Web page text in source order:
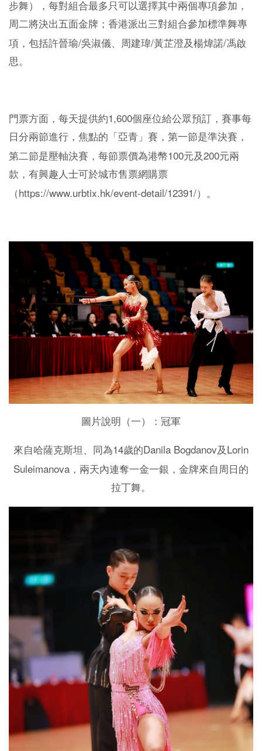
步舞），每對組合最多只可以選擇其中兩個專項參加，
周二將決出五面金牌；香港派出三對組合參加標準舞專
項，包括許晉瑜/吳淑儀、周建瑋/黃芷澄及楊煒諾/馮啟
思。
門票方面，每天提供約1,600個座位給公眾預訂，賽事每
日分兩節進行，焦點的「亞青」賽，第一節是準決賽，
第二節是壓軸決賽，每節票價為港幣100元及200元兩
款，有興趣人士可於城市售票網購票
（https://www.urbtix.hk/event-detail/12391/）。
圖片說明（一）：冠軍
來自哈薩克斯坦、同為14歲的Danila Bogdanov及 Lorin
Suleimanova ，兩天內連奪一金一銀，金牌來自周日的
拉丁舞。